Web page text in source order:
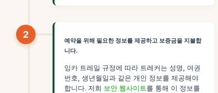
2
예약을 위해 필요한 정보를 제공하고 보증금을 지불합
니다.
잉카 트레일 규정에 따라 트레커는 성명, 여권
번호, 생년월일과 같은 개인 정보를 제공해야
합니다. 저희 보안 웹사이트를 통해 이 정보를